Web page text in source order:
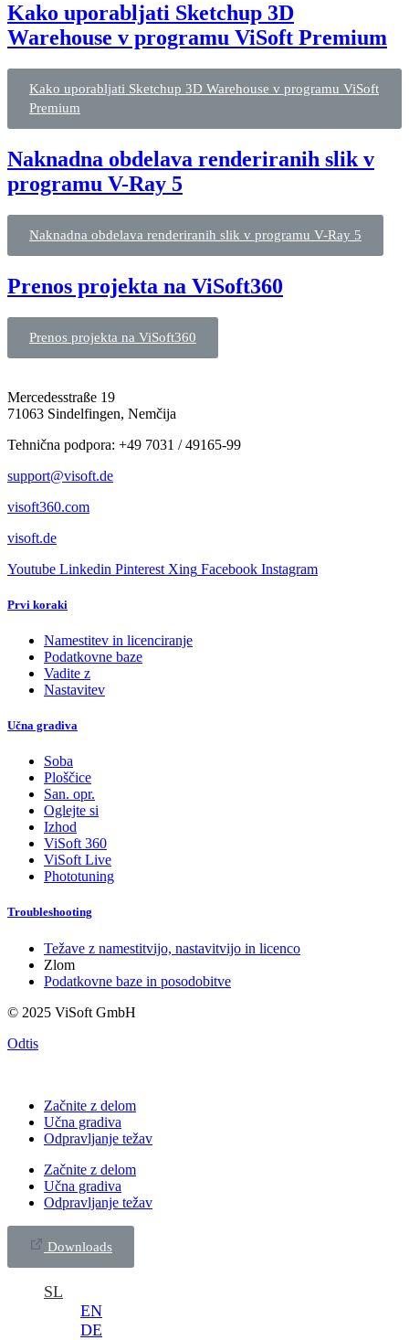
Kako uporabljati Sketchup 3D
Warehouse v programu ViSoft Premium
Kako uporabljati Sketchup 3D Warehouse v programu ViSoft
Premium
Naknadna obdelava renderiranih slik v
programu V-Ray 5
Naknadna obdelava renderiranih slik v programu V-Ray 5
Prenos projekta na ViSoft360
Prenos projekta na ViSoft360
Mercedesstraße 19
71063 Sindelfingen, Nemčija
Tehnična podpora: +49 7031 / 49165-99
support@visoft.de
visoft360.com
visoft.de
Youtube Linkedin Pinterest Xing Facebook Instagram
Prvi koraki
Namestitev in licenciranje
Podatkovne baze
Vadite z
Nastavitev
Učna gradiva
Soba
Ploščice
San. opr.
Oglejte si
Izhod
ViSoft 360
ViSoft Live
Phototuning
Troubleshooting
Težave z namestitvijo, nastavitvijo in licenco
Zlom
Podatkovne baze in posodobitve
© 2025 ViSoft GmbH
Odtis
Začnite z delom
Učna gradiva
Odpravljanje težav
Začnite z delom
Učna gradiva
Odpravljanje težav
Downloads
SL
EN
DE